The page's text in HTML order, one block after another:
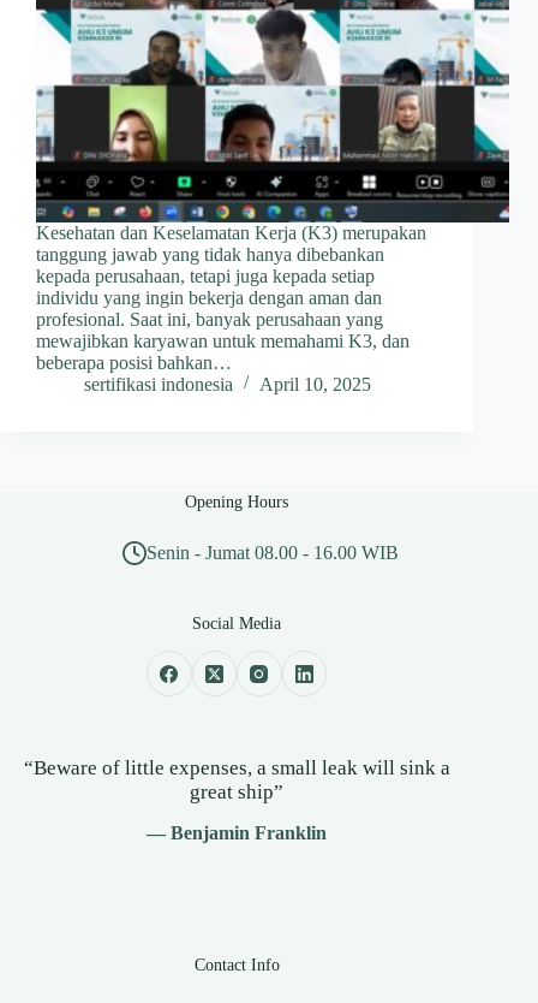
Kesehatan dan Keselamatan Kerja (K3) merupakan
tanggung jawab yang tidak hanya dibebankan
kepada perusahaan, tetapi juga kepada setiap
individu yang ingin bekerja dengan aman dan
profesional. Saat ini, banyak perusahaan yang
mewajibkan karyawan untuk memahami K3, dan
beberapa posisi bahkan…
sertifikasi indonesia
April 10, 2025
Opening Hours
Senin - Jumat 08.00 - 16.00 WIB
Social Media
“Beware of little expenses, a small leak will sink a
great ship”
— Benjamin Franklin
Contact Info